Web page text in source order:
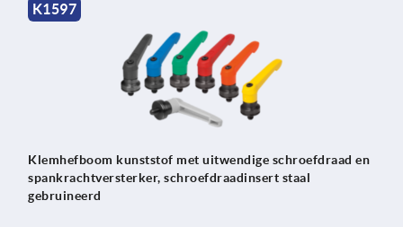
K1597
Klemhefboom kunststof met uitwendige schroefdraad en
spankrachtversterker, schroefdraadinsert staal
gebruineerd